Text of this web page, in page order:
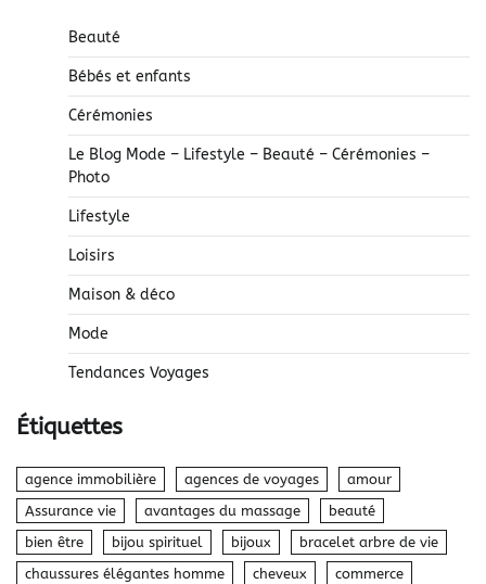
Beauté
Bébés et enfants
Cérémonies
Le Blog Mode – Lifestyle – Beauté – Cérémonies –
Photo
Lifestyle
Loisirs
Maison & déco
Mode
Tendances Voyages
Étiquettes
agence immobilière agences de voyages
amour
Assurance vie
avantages du massage
beauté
bien être
bijou spirituel bijoux
bracelet arbre de vie
chaussures élégantes homme
cheveux
commerce